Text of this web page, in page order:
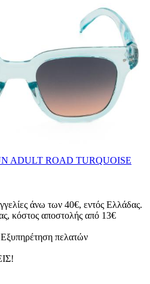
ADULT ROAD TURQUOISE
άνω των 40€, εντός Ελλάδας.
κόστος αποστολής από 13€
πελατών